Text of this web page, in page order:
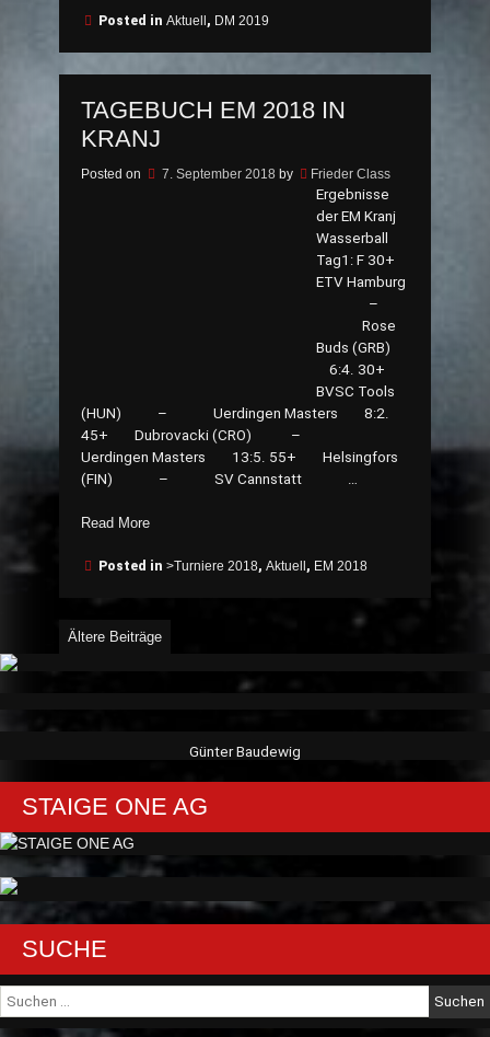
DM
Posted in Aktuell , DM 2019
TAGEBUCH EM 2018 IN
KRANJ
Posted on 7. September 2018 by Frieder Class
Ergebnisse
der EM Kranj
Wasserball
Tag1: F 30+
ETV Hamburg
–
Rose
Buds (GRB)
6:4. 30+
BVSC Tools
(HUN) – Uerdingen Masters 8:2.
45+ Dubrovacki (CRO) –
Uerdingen Masters 13:5. 55+ Helsingfors
(FIN) – SV Cannstatt …
Read More„Tagebuch
2018
Posted in >Turniere 2018, Aktuell , EM 2018
Beitragsnavigation
Ältere Beiträge
Günter Baudewig
STAIGE ONE AG
SUCHE
Suche
nach: